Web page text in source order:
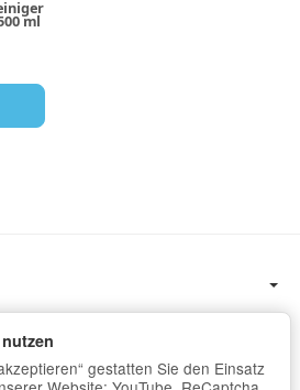
ml
gestatten Sie den Einsatz